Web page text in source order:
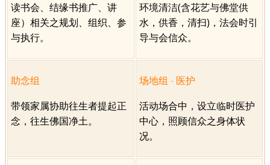
读书会、结缘书推广、讲
座）相关之规划、组织、参
与执行。
环境清洁(含花艺与佛堂供
水，供香，清扫)，法会时引
导与会信众。
助念组
带领家属协助往生者提起正
念，往生佛国净土。
场地组 - 医护
活动场合中，设立临时医护
中心，照顾信众之身体状
况。